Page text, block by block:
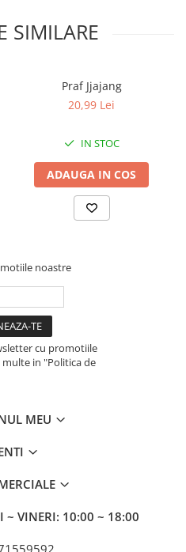
SIMILARE
Praf Jjajang
20,99 Lei
IN STOC
ADAUGA IN COS
noastre
cu promotiile
in "Politica de
MEU
~ VINERI: 10:00 ~ 18:00